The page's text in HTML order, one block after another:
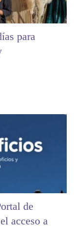
para
de
acceso a